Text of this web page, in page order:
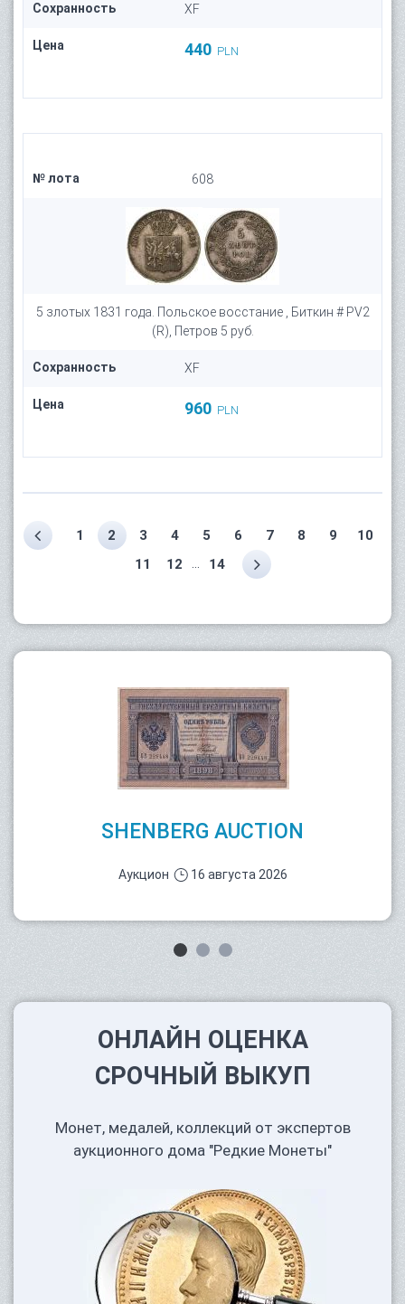
Сохранность XF
Цена 440 PLN
№ лота 608
5 злотых 1831 года. Польское восстание , Биткин # PV2
(R), Петров 5 руб.
Сохранность XF
Цена 960 PLN
1 2 3 4 5 6 7 8 9
10
11
12 14
SHENBERG AUCTION
Аукцион 16 августа 2026
ОНЛАЙН ОЦЕНКА
СРОЧНЫЙ ВЫКУП
Монет, медалей, коллекций от экспертов
аукционного дома "Редкие Монеты"